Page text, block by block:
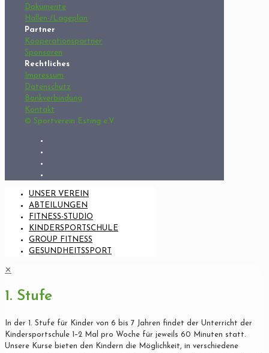
Dokumente
Hallen-/Lageplan
Partner
Kooperationspartner
Sponsoren
Rechtliches
Impressum
Datenschutz
Bankverbindung
Kontakt
© Sportverein Esting e.V.
UNSER VEREIN
ABTEILUNGEN
FITNESS-STUDIO
KINDERSPORTSCHULE
GROUP FITNESS
GESUNDHEITSSPORT
✕
1. Stufe
In der 1. Stufe für Kinder von 6 bis 7 Jahren findet der Unterricht der
Kindersportschule 1–2 Mal pro Woche für jeweils 60 Minuten statt.
Unsere Kurse bieten den Kindern die Möglichkeit, in verschiedene